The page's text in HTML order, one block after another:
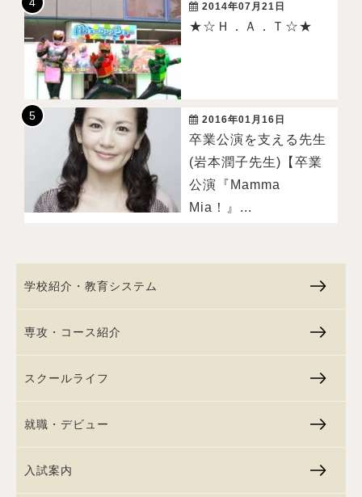
2014年07月21日
★☆Ｈ．Ａ．Ｔ☆★
2016年01月16日
卒業公演を支える先生
(岩本潤子先生)【卒業
公演『Mamma
Mia！』...
学校紹介・教育システム
専攻・コース紹介
スクールライフ
就職・デビュー
入試案内